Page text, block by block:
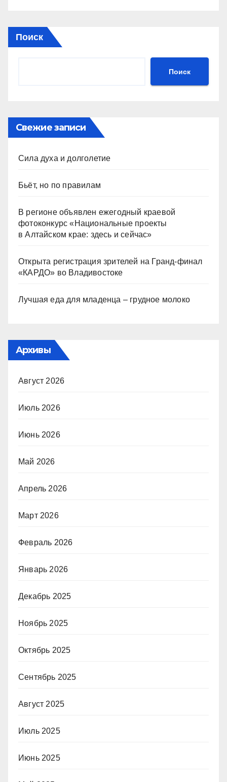
Поиск
Поиск
Свежие записи
Сила духа и долголетие
Бьёт, но по правилам
В регионе объявлен ежегодный краевой
фотоконкурс «Национальные проекты
в Алтайском крае: здесь и сейчас»
Открыта регистрация зрителей на Гранд-финал
«КАРДО» во Владивостоке
Лучшая еда для младенца – грудное молоко
Архивы
Август 2026
Июль 2026
Июнь 2026
Май 2026
Апрель 2026
Март 2026
Февраль 2026
Январь 2026
Декабрь 2025
Ноябрь 2025
Октябрь 2025
Сентябрь 2025
Август 2025
Июль 2025
Июнь 2025